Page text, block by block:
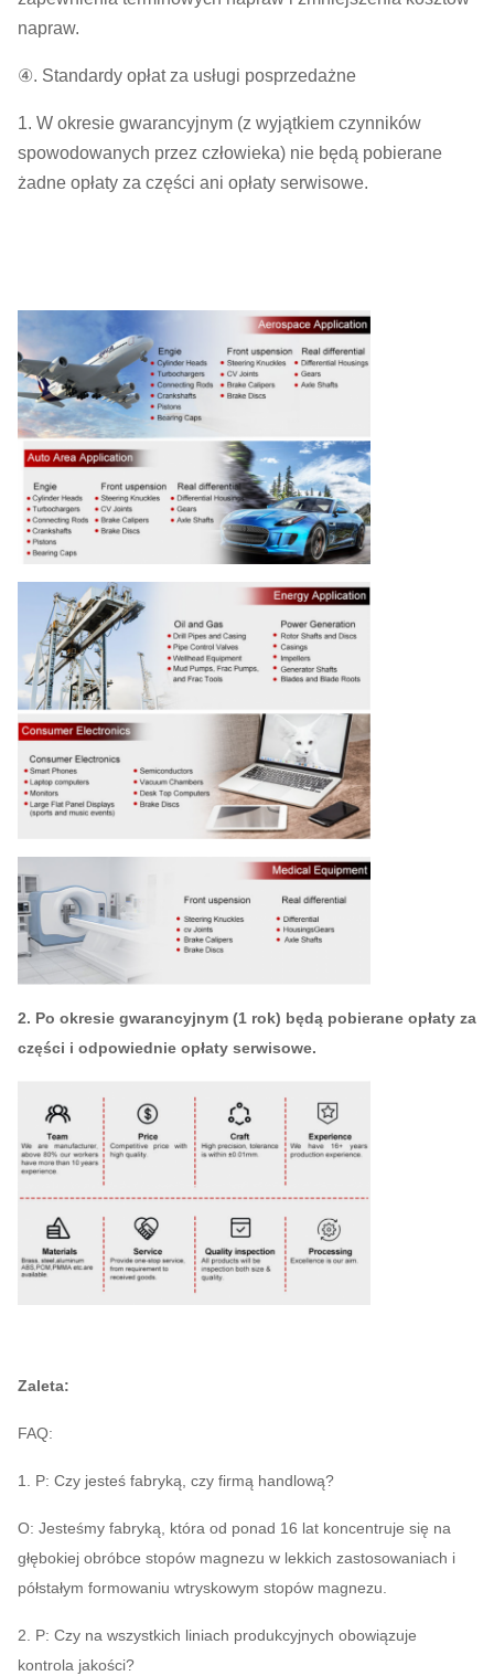
napraw.
④. Standardy opłat za usługi posprzedażne
1. W okresie gwarancyjnym (z wyjątkiem czynników
spowodowanych przez człowieka) nie będą pobierane
żadne opłaty za części ani opłaty serwisowe.
2. Po okresie gwarancyjnym (1 rok) będą pobierane opłaty za
części i odpowiednie opłaty serwisowe.
Zaleta:
FAQ:
1. P: Czy jesteś fabryką, czy firmą handlową?
O: Jesteśmy fabryką, która od ponad 16 lat koncentruje się na
głębokiej obróbce stopów magnezu w lekkich zastosowaniach i
półstałym formowaniu wtryskowym stopów magnezu.
2. P: Czy na wszystkich liniach produkcyjnych obowiązuje
kontrola jakości?